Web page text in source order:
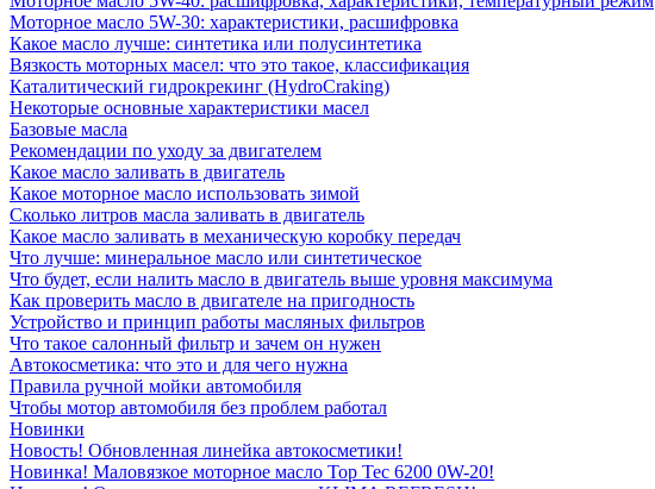
Моторное масло 5W-30: характеристики, расшифровка
Какое масло лучше: синтетика или полусинтетика
Вязкость моторных масел: что это такое, классификация
Каталитический гидрокрекинг (НydroСraking)
Некоторые основные характеристики масел
Базовые масла
Рекомендации по уходу за двигателем
Какое масло заливать в двигатель
Какое моторное масло использовать зимой
Сколько литров масла заливать в двигатель
Какое масло заливать в механическую коробку передач
Что лучше: минеральное масло или синтетическое
Что будет, если налить масло в двигатель выше уровня максимума
Как проверить масло в двигателе на пригодность
Устройство и принцип работы масляных фильтров
Что такое салонный фильтр и зачем он нужен
Автокосметика: что это и для чего нужна
Правила ручной мойки автомобиля
Чтобы мотор автомобиля без проблем работал
Новинки
Новость! Обновленная линейка автокосметики!
Новинка! Маловязкое моторное масло Top Tec 6200 0W-20!